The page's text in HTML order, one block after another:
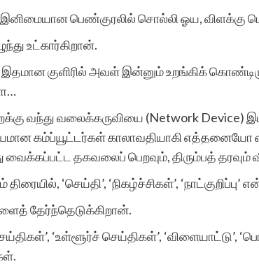
இனிமையான பெண்குரலில் சொல்லி ஓய, விளக்கு
உட்கார்கிறான்.
இதமான குளிரில் அவள் இன்னும் உறங்கிக்
வந்து வலைக்கருவியை (Network Device)
கம்ப்யூட்டர்கள் காலாவதியாகி எத்தனையோ
வைக்கப்பட்ட தகவலைப் பெறவும், திரும்பத்
திரையில், ‘செய்தி’, ‘நிகழ்ச்சிகள்’,
தேர்ந்தெடுக்கிறான்.
‘உள்ளூர்ச் செய்திகள்’, ‘விளையாட்டு’,